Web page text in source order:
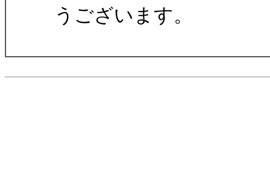
うございます。